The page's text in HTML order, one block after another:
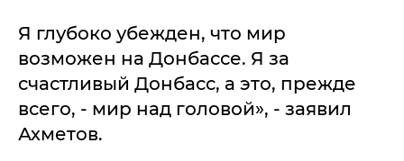
Я глубоко убежден, что мир
возможен на Донбассе. Я за
счастливый Донбасс, а это, прежде
всего, - мир над головой», - заявил
Ахметов.